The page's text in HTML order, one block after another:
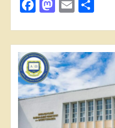
Facebook
Mastodon
Email